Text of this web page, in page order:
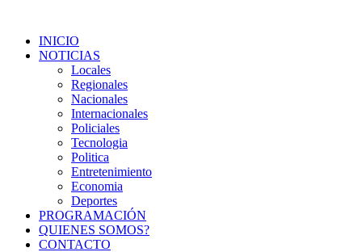
INICIO
NOTICIAS
Locales
Regionales
Nacionales
Internacionales
Policiales
Tecnologia
Politica
Entretenimiento
Economia
Deportes
PROGRAMACIÓN
QUIENES SOMOS?
CONTACTO